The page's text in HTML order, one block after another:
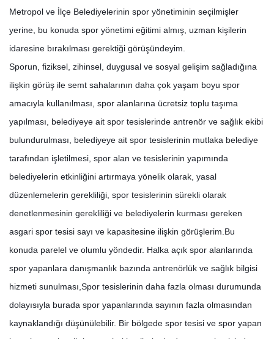
Metropol ve İlçe Belediyelerinin spor yönetiminin seçilmişler
yerine, bu konuda spor yönetimi eğitimi almış, uzman kişilerin
idaresine bırakılması gerektiği görüşündeyim.
Sporun, fiziksel, zihinsel, duygusal ve sosyal gelişim sağladığına
ilişkin görüş ile semt sahalarının daha çok yaşam boyu spor
amacıyla kullanılması, spor alanlarına ücretsiz toplu taşıma
yapılması, belediyeye ait spor tesislerinde antrenör ve sağlık ekibi
bulundurulması, belediyeye ait spor tesislerinin mutlaka belediye
tarafından işletilmesi, spor alan ve tesislerinin yapımında
belediyelerin etkinliğini artırmaya yönelik olarak, yasal
düzenlemelerin gerekliliği, spor tesislerinin sürekli olarak
denetlenmesinin gerekliliği ve belediyelerin kurması gereken
asgari spor tesisi sayı ve kapasitesine ilişkin görüşlerim.Bu
konuda parelel ve olumlu yöndedir. Halka açık spor alanlarında
spor yapanlara danışmanlık bazında antrenörlük ve sağlık bilgisi
hizmeti sunulması,Spor tesislerinin daha fazla olması durumunda
dolayısıyla burada spor yapanlarında sayının fazla olmasından
kaynaklandığı düşünülebilir. Bir bölgede spor tesisi ve spor yapan